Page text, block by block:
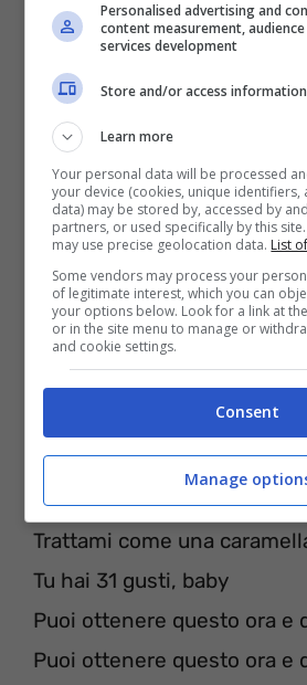
mia golosità
mia golosità
[Gancio]
Posso essere il tuo
Trattami come una
Tu hai 31 gusti, baby
Puoi ottenere questo ora e
Puoi ottenere questo ora e
Personalised advertising and
content measurement,
services development
Store and/or access
Learn more
Your personal data will be processed
your device (cookies, unique identifiers,
data) may be stored by, accessed by
partners, or used specifically by this
may use precise geolocation data. List
Some vendors may process your
of legitimate interest, which you can
your options below. Look for a link at
or in the site menu to manage or
and cookie settings.
Consent
Manage